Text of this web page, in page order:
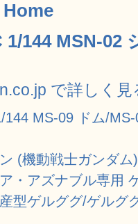
1/144 MSN-02
で詳しく見
144 MS-09 ドム/
(機動戦士ガンダム)
・アズナブル専用
型ゲルググ/ゲルグ